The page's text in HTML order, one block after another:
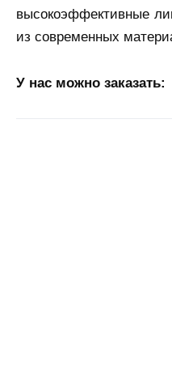
высокоэффективные
из современных
У нас можно заказать: